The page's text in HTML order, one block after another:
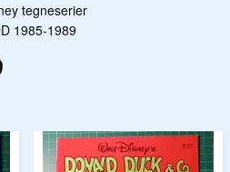
tegneserier
1985-1989